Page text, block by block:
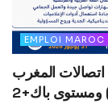
EMPLOI MAROC
المغرب